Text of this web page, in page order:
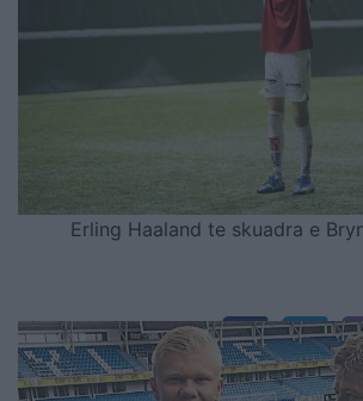
Erling Haaland te skuadra e